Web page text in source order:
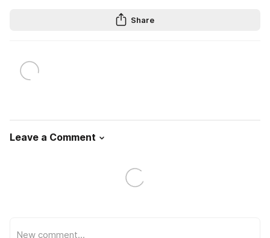
Share
Leave a Comment